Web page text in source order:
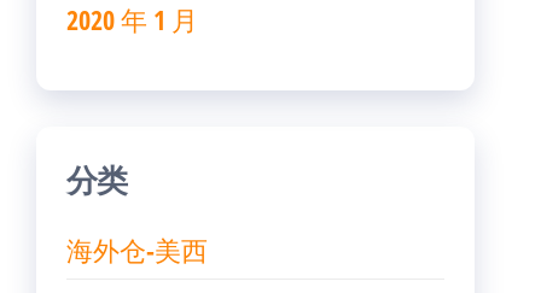
2020 年 1 月
分类
海外仓-美西